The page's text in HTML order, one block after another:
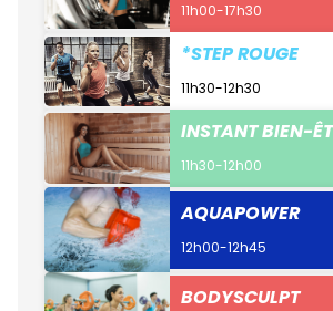
11h00-17h30
*STEP ROUGE
11h30-12h30
INSTANT BIEN-
11h30-12h00
AQUAPOWER
12h00-12h45
BODYSCULPT